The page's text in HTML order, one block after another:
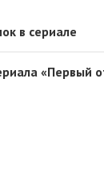
в сериале
«Первый